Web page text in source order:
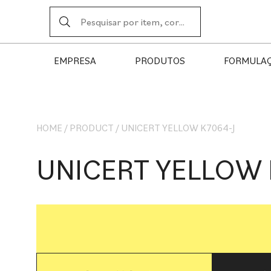
EMPRESA PRODUTOS
HOME / PRODUCT / UNICERT YELLOW K7064-J
UNICERT